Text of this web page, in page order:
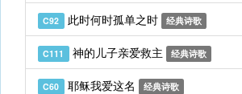
C92 此时何时孤单之时 经典诗歌
C111 神的儿子亲爱救主 经典诗歌
C60 耶稣我爱这名 经典诗歌